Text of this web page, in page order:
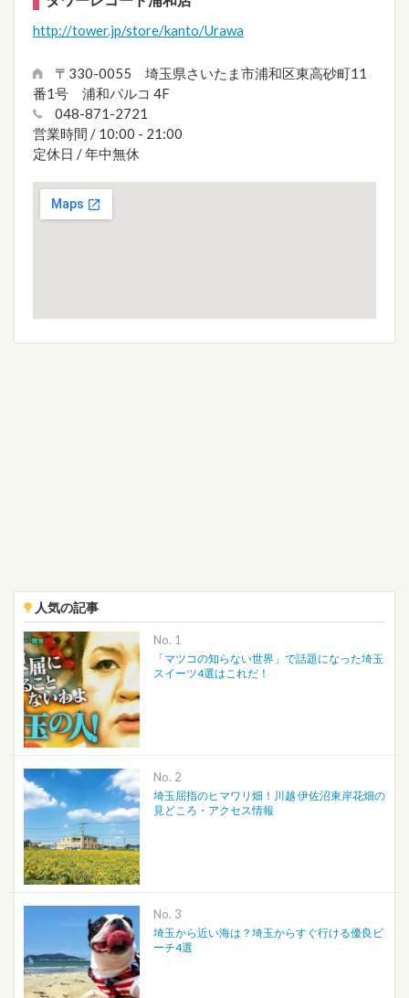
http://tower.jp/store/kanto/Urawa
〒330-0055 埼玉県さいたま市浦和区東高砂町11
番1号 浦和パルコ 4F
048-871-2721
営業時間 / 10:00 - 21:00
定休日 / 年中無休
人気の記事
No.
「マツコの知らない世界」で話題になった埼玉
スイーツ4選はこれだ！
No.
埼玉屈指のヒマワリ畑！川越 伊佐沼東岸花畑の
見どころ・アクセス情報
No.
埼玉から近い海は？埼玉からすぐ行ける優良ビ
ーチ4選